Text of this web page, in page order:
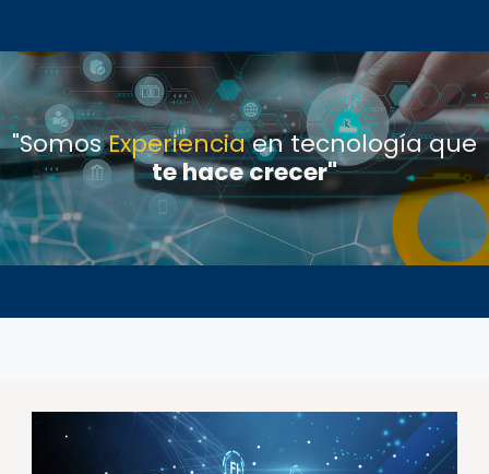
"SomosExperienciaentecnologíaque
tehace crecer"